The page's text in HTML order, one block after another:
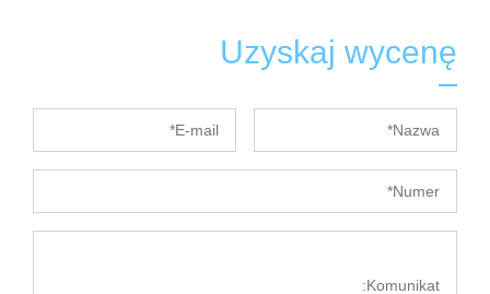
Uzyskaj wycenę